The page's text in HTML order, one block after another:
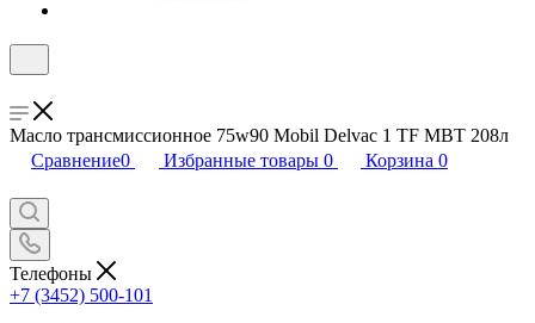
Масло трансмиссионное 75w90 Mobil Delvac 1 TF MBT 208л
Сравнение0 Избранные товары 0 Корзина 0
Телефоны
+7 (3452) 500-101